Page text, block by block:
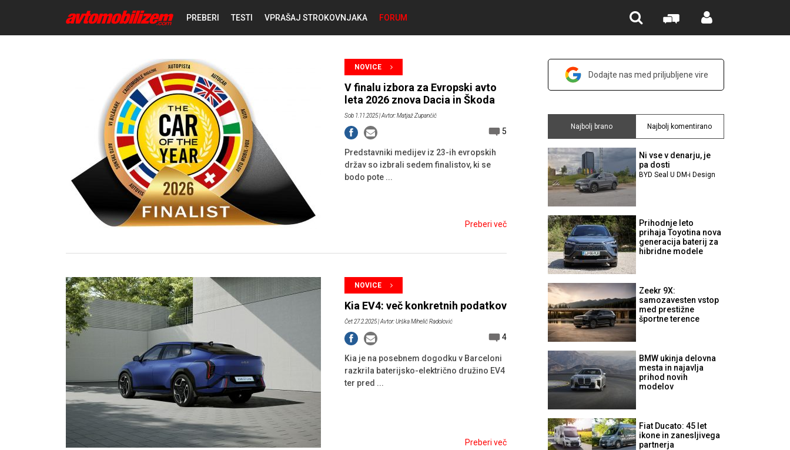
PREBERI
REPORTAŽE
PREDSTAVITVE
TESTI VPRAŠAJ STROKOVNJAKA
MAZIVA IN OLJA
ALEŠ ARNŠEK
PREDELAVE
ALEKS HUMAR IN FLORJAN RUS
JERNEJ BOLKA
TEHNIČNA VPRAŠANJA
AVTOPLIN
ŽIGA HABJAN
FORUM
NOVICE
V finalu izbora za Evropski avto
leta 2026 znova Dacia in Škoda
Sob 1.11.2025| Avtor: Matjaž Zupančič
5
Predstavniki medijev iz 23-ih evropskih
držav so izbrali sedem finalistov, ki se
bodo pote ...
Preberi več
NOVICE
Kia EV4: več konkretnih podatkov
Čet 27.2.2025| Avtor: Urška Mihelič Radolović
4
Kia je na posebnem dogodku v Barceloni
razkrila baterijsko-električno družino EV4
ter pred ...
Preberi več
Dodajte nas med priljubljene vire
Najbolj brano Najbolj komentirano
Ni vse v denarju, je
pa dosti
BYD Seal U DM-i Design
Prihodnje leto
prihaja Toyotina nova
generacija baterij za
hibridne modele
Zeekr 9X:
samozavesten vstop
med prestižne
športne terence
BMW ukinja delovna
mesta in najavlja
prihod novih
modelov
Fiat Ducato: 45 let
ikone in zanesljivega
partnerja